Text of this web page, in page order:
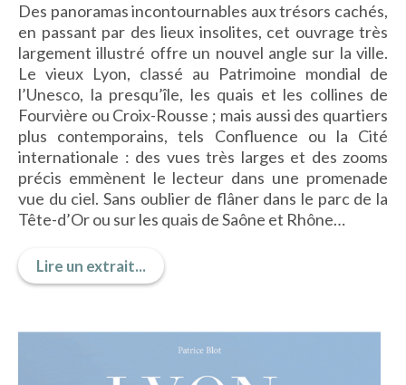
BEAUX-LIVRES
IMAGES D’ANTAN & 100% VINTAGE
HISTOIRE & PATRIMOINE
ART & CULTURE
JEUNESSE
TERRES D’OUTRE-MER
ART & CULTURE
HISTOIRE & PATRIMOINE
Des panoramas incontournables aux trésors cachés,
en passant par des lieux insolites, cet ouvrage très
largement illustré offre un nouvel angle sur la ville.
Le vieux Lyon, classé au Patrimoine mondial de
l’Unesco, la presqu’île, les quais et les collines de
Fourvière ou Croix-Rousse ; mais aussi des quartiers
plus contemporains, tels Confluence ou la Cité
internationale : des vues très larges et des zooms
précis emmènent le lecteur dans une promenade
vue du ciel. Sans oublier de flâner dans le parc de la
Tête-d’Or ou sur les quais de Saône et Rhône…
Lire un extrait...